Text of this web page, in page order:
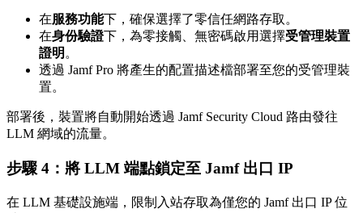
在服務功能下，確保選擇了零信任網路存取。
在身份驗證下，為零接觸、無密碼啟用選擇受管理裝置
證明 。
透過 Jamf Pro 將產生的配置描述檔部署至您的受管理裝
置。
部署後，裝置將自動開始透過 Jamf Security Cloud 路由發往
LLM 網域的流量。
步驟 4：將 LLM 端點鎖定至 Jamf 出口 IP
在 LLM 基礎設施端，限制入站存取為僅您的 Jamf 出口 IP 位